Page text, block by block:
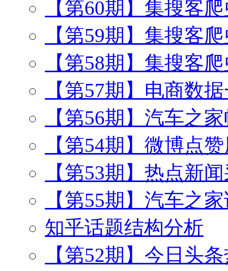
【第60期】集搜客
【第59期】集搜客
【第58期】集搜客
【第57期】电商数
【第56期】汽车之
【第54期】微博点
【第53期】热点新
【第55期】汽车之
知乎话题结构分析
【第52期】今日头